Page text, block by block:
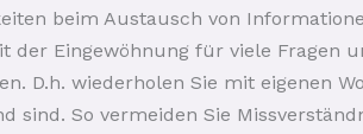
beim Austausch von
der Eingewöhnung für viele Fragen
D.h. wiederholen Sie mit eigenen
sind. So vermeiden Sie